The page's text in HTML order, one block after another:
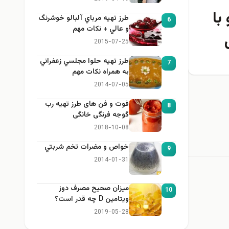
6
طرز تهيه مرباي آلبالو خوشرنگ
و عالي + نكات مهم
2015-07-25
7
طرز تهيه حلوا مجلسي زعفراني
به همراه نكات مهم
2014-07-05
8
فوت و فن های طرز تهیه رب
گوجه فرنگی خانگی
2018-10-08
9 خواص و مضرات تخم شربتي
2014-01-31
10
میزان صحیح مصرف دوز
ویتامین D چه قدر است؟
2019-05-28